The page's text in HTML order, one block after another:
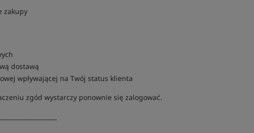
zakupy
dostawą
wpływającej na Twój status klienta
zgód wystarczy ponownie się zalogować.